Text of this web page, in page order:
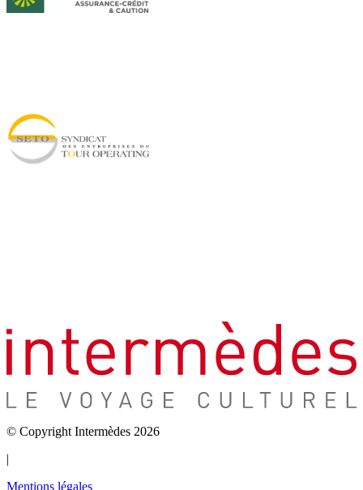
© Copyright Intermèdes 2026
|
Mentions légales